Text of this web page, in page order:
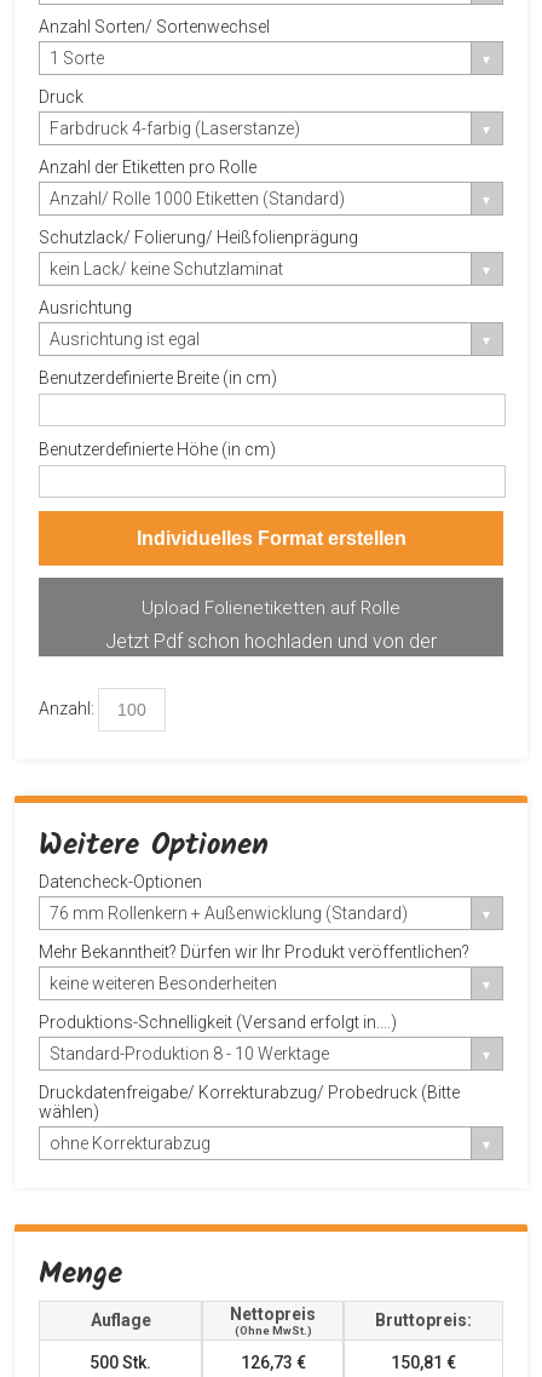
Anzahl Sorten/ Sortenwechsel
1 Sorte
Druck
Farbdruck 4-farbig (Laserstanze)
Anzahl der Etiketten pro Rolle
Anzahl/ Rolle 1000 Etiketten (Standard)
Schutzlack/ Folierung/ Heißfolienprägung
kein Lack/ keine Schutzlaminat
Ausrichtung
Ausrichtung ist egal
Benutzerdefinierte Breite (in cm)
Benutzerdefinierte Höhe (in cm)
Individuelles Format erstellen
Upload Folienetiketten auf Rolle
Jetzt Pdf schon hochladen und von der
Anzahl:
Weitere Optionen
Datencheck-Optionen
76 mm Rollenkern + Außenwicklung (Standard)
Mehr Bekanntheit? Dürfen wir Ihr Produkt veröffentlichen?
keine weiteren Besonderheiten
Produktions-Schnelligkeit (Versand erfolgt in....)
Standard-Produktion 8 - 10 Werktage
Druckdatenfreigabe/ Korrekturabzug/ Probedruck (Bitte
wählen)
ohne Korrekturabzug
Menge
Auflage Nettopreis
(ohne MwSt.)
Bruttopreis:
500Stk. 126,73 € 150,81 €